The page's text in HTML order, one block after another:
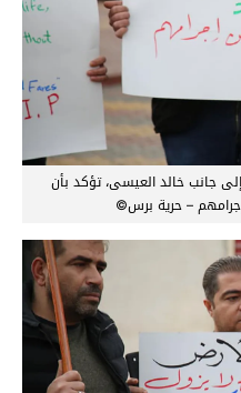
جانب خالد العيسى، تؤكد بأن
– حرية برس©